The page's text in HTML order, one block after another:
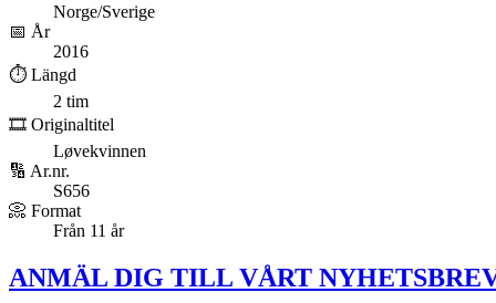
Norge/Sverige
📅 År
2016
⏱️ Längd
2 tim
🎞️ Originaltitel
Løvekvinnen
🔢 Ar.nr.
S656
📀 Format
Från 11 år
ANMÄL DIG TILL VÅRT